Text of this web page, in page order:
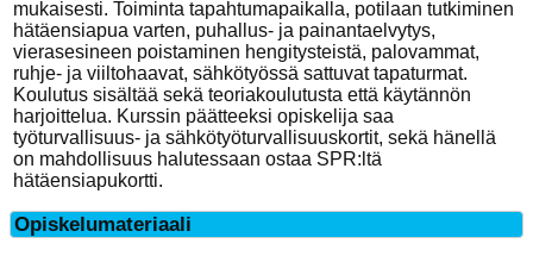
mukaisesti. Toiminta tapahtumapaikalla, potilaan tutkiminen
hätäensiapua varten, puhallus- ja painantaelvytys,
vierasesineen poistaminen hengitysteistä, palovammat,
ruhje- ja viiltohaavat, sähkötyössä sattuvat tapaturmat.
Koulutus sisältää sekä teoriakoulutusta että käytännön
harjoittelua. Kurssin päätteeksi opiskelija saa
työturvallisuus- ja sähkötyöturvallisuuskortit, sekä hänellä
on mahdollisuus halutessaan ostaa SPR:ltä
hätäensiapukortti.
Opiskelumateriaali